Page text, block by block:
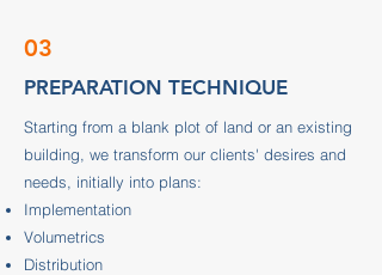
03
PREPARATION TECHNIQUE
Starting from a blank plot of land or an existing
building, we transform our clients' desires and
needs, initially into plans:
Implementation
Volumetrics
Distribution